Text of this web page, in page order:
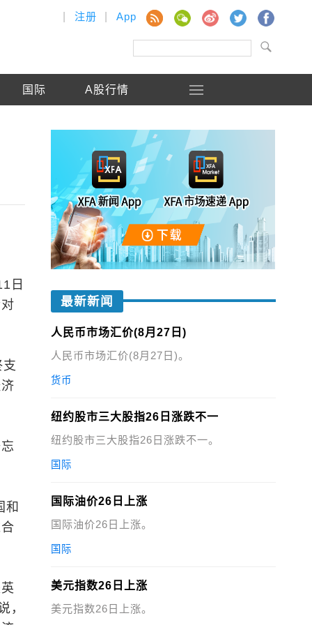
注册 App
国际 A股行情
日
和
，
最新新闻
人民币市场汇价(8月27日)
人民币市场汇价(8月27日)。
货币
纽约股市三大股指26日涨跌不一
纽约股市三大股指26日涨跌不一。
国际
国际油价26日上涨
国际油价26日上涨。
国际
美元指数26日上涨
美元指数26日上涨。